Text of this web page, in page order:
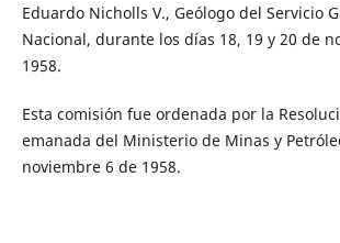
Eduardo Nicholls V., Geólogo del Servicio
Nacional, durante los días 18, 19 y 20 de
1958.
Esta comisión fue ordenada por la
emanada del Ministerio de Minas y
noviembre 6 de 1958.